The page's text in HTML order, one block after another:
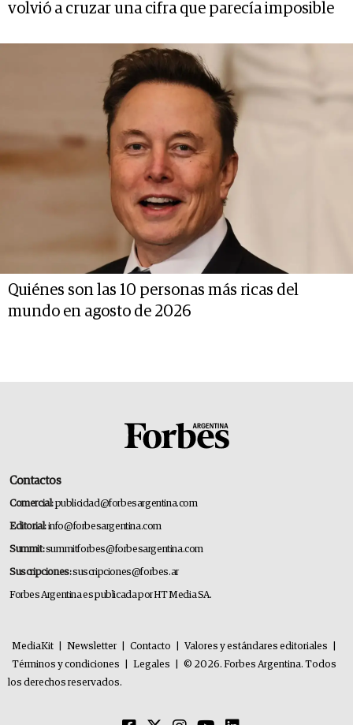
volvió a cruzar una cifra que parecía imposible
Quiénes son las 10 personas más ricas del
mundo en agosto de 2026
Contactos
Comercial:publicidad@forbesargentina.com
Editorial:info@forbesargentina.com
Summit:summitforbes@forbesargentina.com
Suscripciones:suscripciones@forbes.ar
Forbes Argentina es publicada por HT Media SA.
MediaKit Newsletter Contacto Valores y estándares editoriales
Términos y condiciones
Legales
© 2026. Forbes Argentina. Todos
los derechos reservados.